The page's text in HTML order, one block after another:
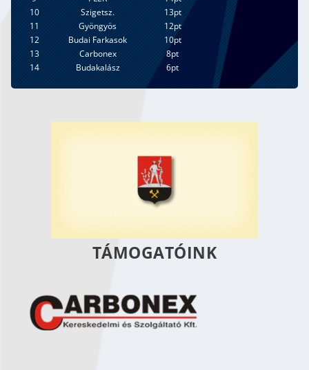
10
Szigetsz.
13pt
11
Gyöngyös
12pt
12
Budai Farkasok
10pt
13
Carbonex
8pt
14
Budakalász 6pt
TÁMOGATÓINK